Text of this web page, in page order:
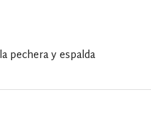
pechera y espalda